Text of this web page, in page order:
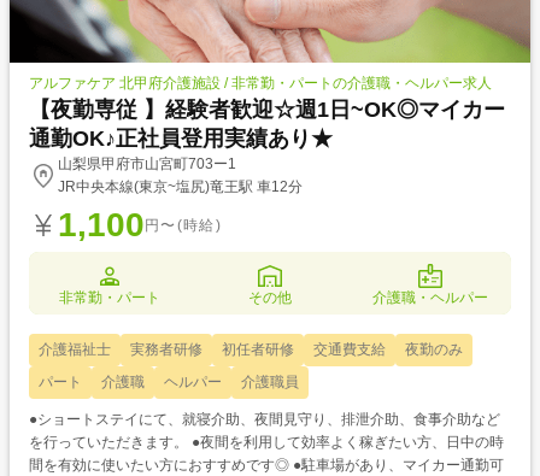
アルファケア 北甲府介護施設 / 非常勤・パートの介護職・ヘルパー求人
【夜勤専従 】経験者歓迎☆週1日~OK◎マイカー
通勤OK♪正社員登用実績あり★
山梨県甲府市山宮町703ー1
JR中央本線(東京~塩尻)竜王駅 車12分
1,100 円〜(時給)
非常勤・パート その他 介護職・ヘルパー
介護福祉士 実務者研修 初任者研修 交通費支給
夜勤のみ
パート
介護職 ヘルパー 介護職員
●ショートステイにて、就寝介助、夜間見守り、排泄介助、食事介助など
を行っていただきます。 ●夜間を利用して効率よく稼ぎたい方、日中の時
間を有効に使いたい方におすすめです◎ ●駐車場があり、マイカー通勤可